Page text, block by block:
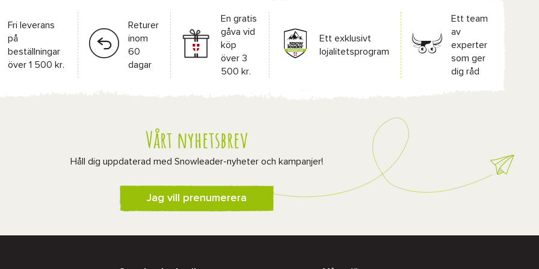
Fri leverans
på
beställningar
över 1 500 kr.
Returer
inom
60
dagar
En gratis
gåva vid
köp
över 3
500 kr.
Ett exklusivt
lojalitetsprogram
Ett team
av
experter
som ger
dig råd
Vårt nyhetsbrev
Håll dig uppdaterad med Snowleader-nyheter och kampanjer!
Jag vill prenumerera